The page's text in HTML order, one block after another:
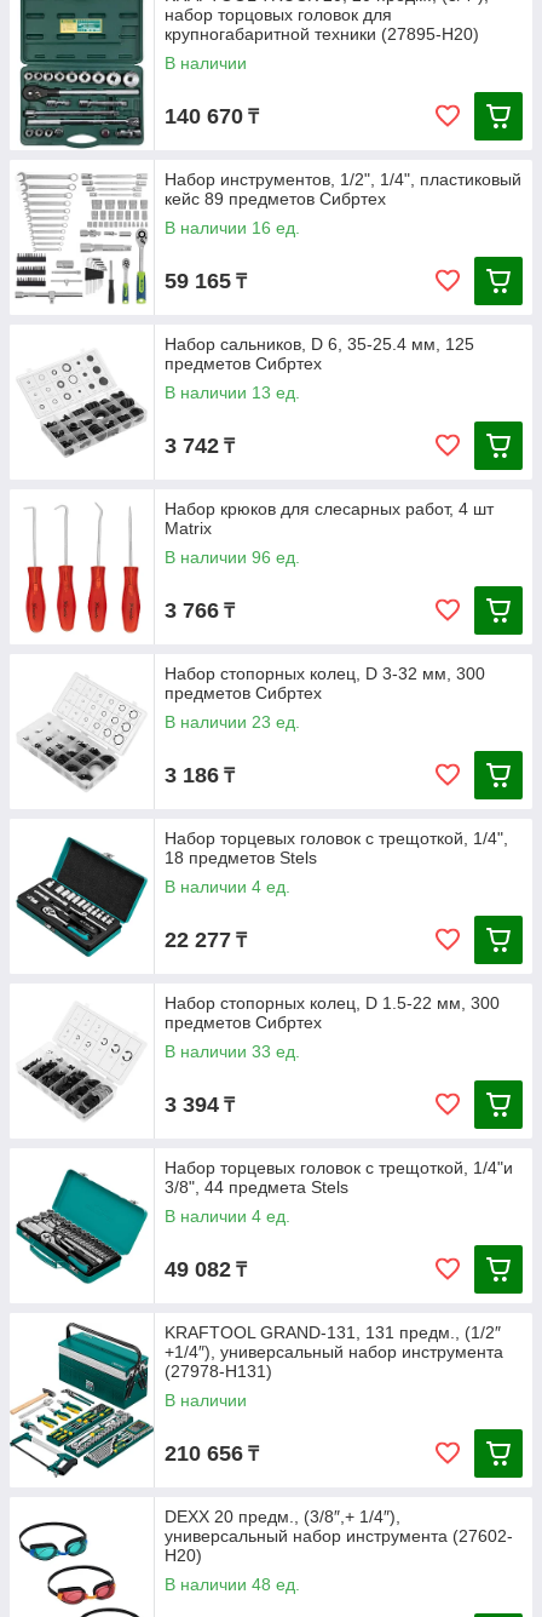
набор торцовых головок для
крупногабаритной техники (27895-H20)
В наличии
140 670 ₸
Набор инструментов, 1/2", 1/4", пластиковый
кейс 89 предметов Сибртех
В наличии 16 ед.
59 165 ₸
Набор сальников, D 6, 35-25.4 мм, 125
предметов Сибртех
В наличии 13 ед.
3 742 ₸
Набор крюков для слесарных работ, 4 шт
Matrix
В наличии 96 ед.
3 766 ₸
Набор стопорных колец, D 3-32 мм, 300
предметов Сибртех
В наличии 23 ед.
3 186 ₸
Набор торцевых головок с трещоткой, 1/4",
18 предметов Stels
В наличии 4 ед.
22 277 ₸
Набор стопорных колец, D 1.5-22 мм, 300
предметов Сибртех
В наличии 33 ед.
3 394 ₸
Набор торцевых головок с трещоткой, 1/4"и
3/8", 44 предмета Stels
В наличии 4 ед.
49 082 ₸
KRAFTOOL GRAND-131, 131 предм., (1/2″
+1/4″), универсальный набор инструмента
(27978-H131)
В наличии
210 656 ₸
DEXX 20 предм., (3/8″,+ 1/4″),
универсальный набор инструмента (27602-
H20)
В наличии 48 ед.